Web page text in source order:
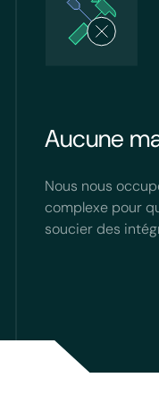
Aucune
Nous nous
complexe pour
soucier des